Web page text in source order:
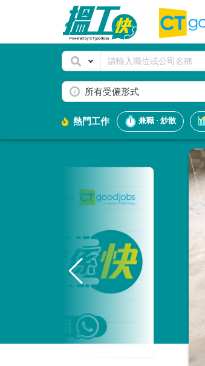
所有受僱形式
熱門工作 兼職 · 炒散